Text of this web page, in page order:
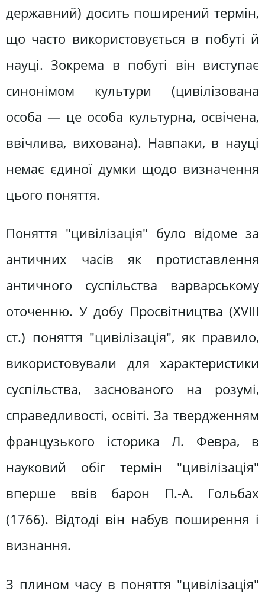
державний) досить поширений термін,
що часто використовується в побуті й
науці. Зокрема в побуті він виступає
синонімом культури (цивілізована
особа — це особа культурна, освічена,
ввічлива, вихована). Навпаки, в науці
немає єдиної думки щодо визначення
цього поняття.
Поняття "цивілізація" було відоме за
античних часів як протиставлення
античного суспільства варварському
оточенню. У добу Просвітництва (XVIII
ст.) поняття "цивілізація", як правило,
використовували для характеристики
суспільства, заснованого на розумі,
справедливості, освіті. За твердженням
французького історика Л. Февра, в
науковий обіг термін "цивілізація"
вперше ввів барон П.-А. Гольбах
(1766). Відтоді він набув поширення і
визнання.
З плином часу в поняття "цивілізація"